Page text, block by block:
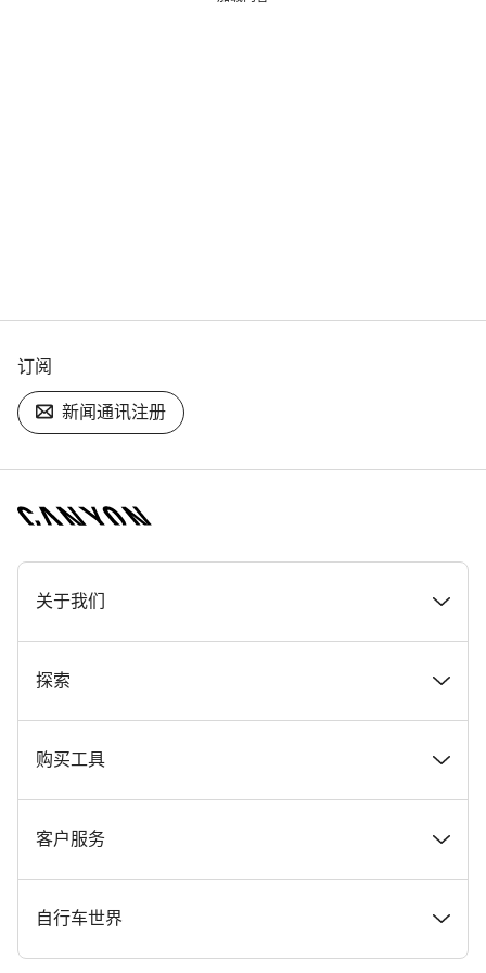
订阅
新闻通讯注册
[footer.linksList.title]
关于我们
奖项
在 Canyon 工作
Canyon 新闻发布室
条款和条件
探索
新闻和故事
提示和建议
Canyon Home Koblenz
购买工具
找到您梦寐以求的 Canyon 自行车
现货自行车
客户服务
支持中心
自行车世界